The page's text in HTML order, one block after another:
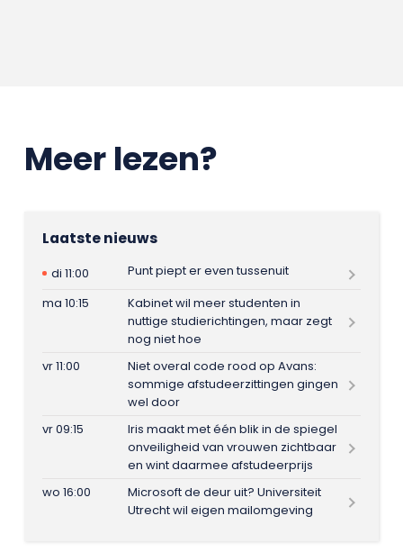
Meer lezen?
Laatste nieuws
di 11:00
Punt piept er even tussenuit
ma 10:15
Kabinet wil meer studenten in
nuttige studierichtingen, maar zegt
nog niet hoe
vr 11:00
Niet overal code rood op Avans:
sommige afstudeerzittingen gingen
wel door
vr 09:15
Iris maakt met één blik in de spiegel
onveiligheid van vrouwen zichtbaar
en wint daarmee afstudeerprijs
wo 16:00
Microsoft de deur uit? Universiteit
Utrecht wil eigen mailomgeving